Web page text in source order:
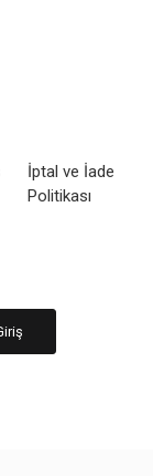
İptal ve İade
Politikası